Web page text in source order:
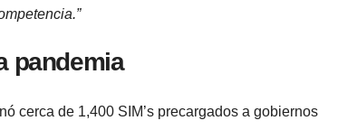
pandemia
cerca de 1,400 SIM’s precargados a gobiernos